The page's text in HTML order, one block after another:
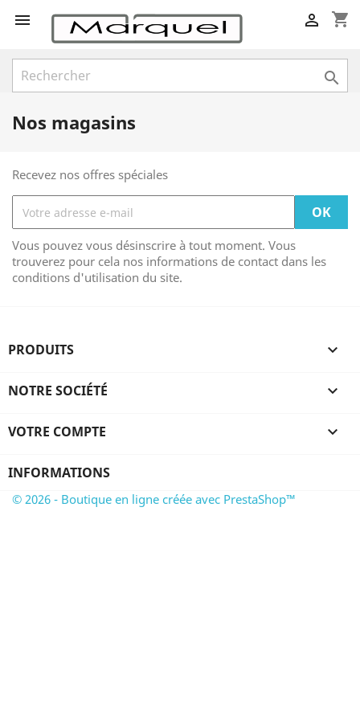
 shopping_cart


Nos magasins
Recevez nos offres spéciales
Vous pouvez vous désinscrire à tout moment. Vous
trouverez pour cela nos informations de contact dans les
conditions d'utilisation du site.
PRODUITS 
NOTRE SOCIÉTÉ 
VOTRE COMPTE 
INFORMATIONS
© 2026 - Boutique en ligne créée avec PrestaShop™